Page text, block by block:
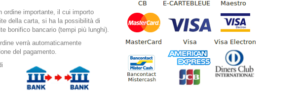
ordine importante, il cui importo
della carta, si ha la possibilità di
bonifico bancario (tempi più lunghi).
verrà automaticamente
del pagamento.